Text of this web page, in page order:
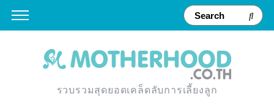
รวบรวมสุดยอดเคล็ดลับการเลี้ยงลูก